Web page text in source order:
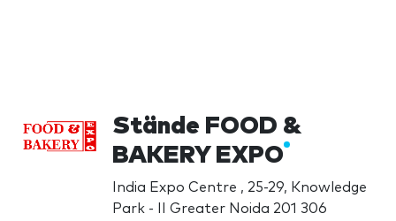
Stände FOOD &
BAKERY EXPO
India Expo Centre , 25-29, Knowledge
Park - II Greater Noida 201 306